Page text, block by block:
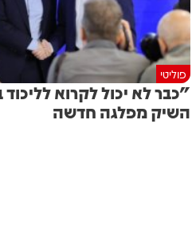
פוליטי
"כבר לא יכול לקרוא
השיק מפלגה חדשה